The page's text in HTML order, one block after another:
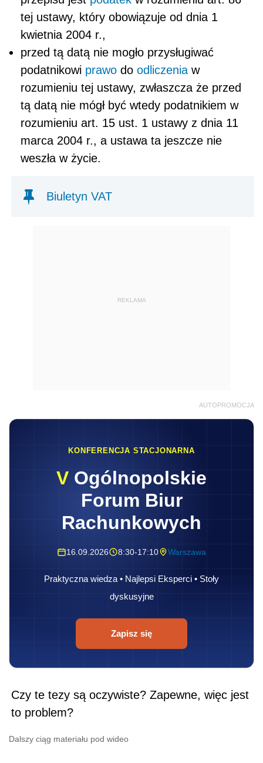
tej ustawy, który obowiązuje od dnia 1
kwietnia 2004 r.,
przed tą datą nie mogło przysługiwać
podatnikowi prawo do odliczenia w
rozumieniu tej ustawy, zwłaszcza że przed
tą datą nie mógł być wtedy podatnikiem w
rozumieniu art. 15 ust. 1 ustawy z dnia 11
marca 2004 r., a ustawa ta jeszcze nie
weszła w życie.
Biuletyn VAT
REKLAMA
AUTOPROMOCJA
KONFERENCJA STACJONARNA
V Ogólnopolskie
Forum Biur
Rachunkowych
16.09.2026 8:30-17:10 Warszawa
Praktyczna wiedza • Najlepsi Eksperci • Stoły
dyskusyjne
Zapisz się
Czy te tezy są oczywiste? Zapewne, więc jest
to problem?
Dalszy ciąg materiału pod wideo